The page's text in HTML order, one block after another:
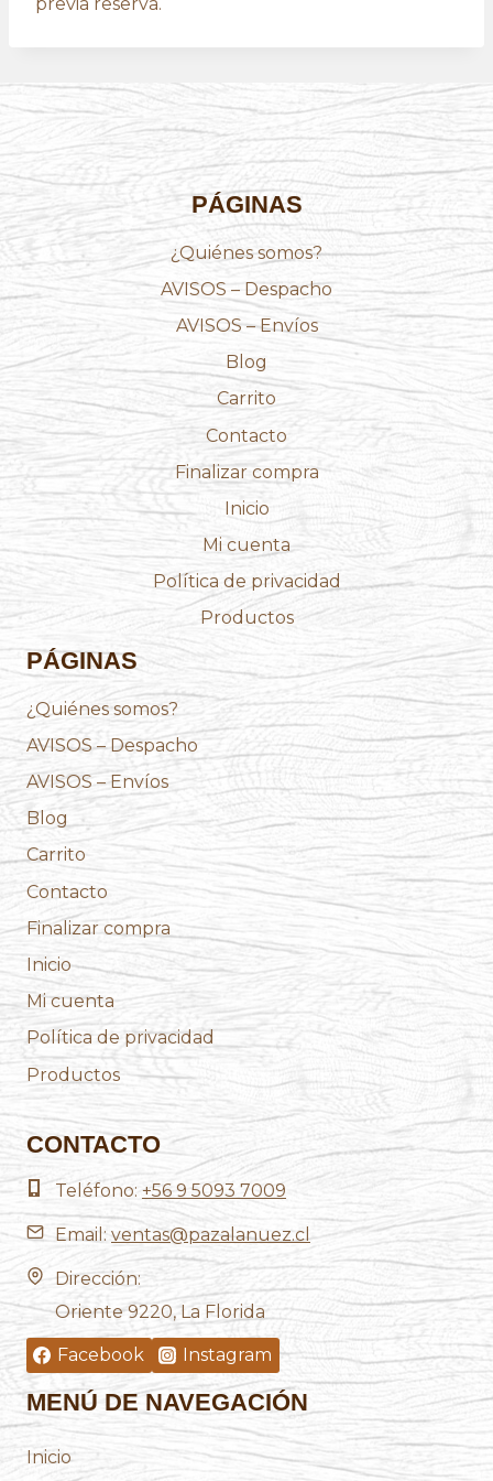
PÁGINAS
¿Quiénes somos?
AVISOS – Despacho
AVISOS – Envíos
Blog
Carrito
Contacto
Finalizar compra
Inicio
Mi cuenta
Política de privacidad
Productos
PÁGINAS
¿Quiénes somos?
AVISOS – Despacho
AVISOS – Envíos
Blog
Carrito
Contacto
Finalizar compra
Inicio
Mi cuenta
Política de privacidad
Productos
CONTACTO
Teléfono: +56 9 5093 7009
Email: ventas@pazalanuez.cl
Dirección:
Oriente 9220, La Florida
Facebook Instagram
MENÚ DE NAVEGACIÓN
Inicio